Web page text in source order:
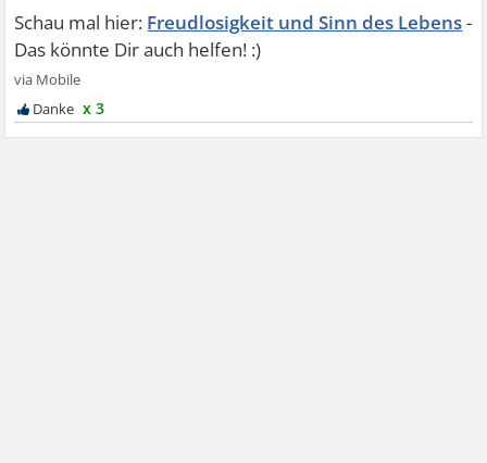
Freudlosigkeit und Sinn des Lebens
x 3